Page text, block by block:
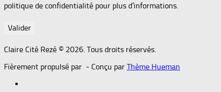
politique de confidentialité pour plus d’informations.
Claire Cité Rezé © 2026. Tous droits réservés.
Fièrement propulsé par - Conçu par Thème Hueman